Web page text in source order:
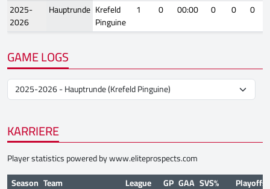
2025-
2026
Hauptrunde Krefeld
Pinguine
1 0 00:00 0 0 0
GAME LOGS
KARRIERE
Player statistics powered bywww.eliteprospects.com
Season Team League GP GAA SVS%
Playoffs